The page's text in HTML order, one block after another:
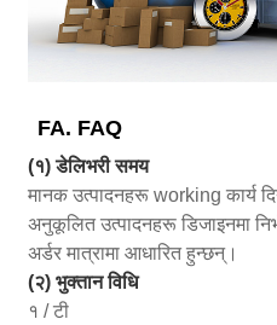
FA. FAQ
(१) डेलिभरी समय
मानक उत्पादनहरू working कार्य
अनुकूलित उत्पादनहरू डिजाइनमा
अर्डर मात्रामा आधारित हुन्छन्।
(२) भुक्तान विधि
१ / टी